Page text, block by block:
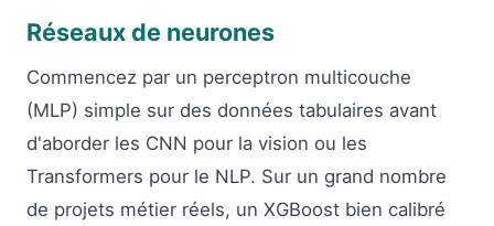
Réseaux de neurones
Commencez par un perceptron multicouche
(MLP) simple sur des données tabulaires avant
d'aborder les CNN pour la vision ou les
Transformers pour le NLP. Sur un grand nombre
de projets métier réels, un XGBoost bien calibré